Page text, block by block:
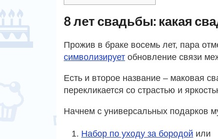
8 лет свадьбы: какая
Прожив в браке восемь лет, пара
символизирует обновление связи
Есть и второе название – маковая
перекликается со страстью и
Начнем с универсальных подарков
Набор по уходу за бородой или